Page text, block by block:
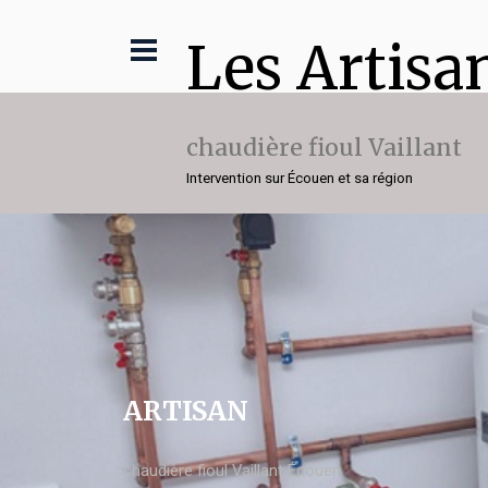
Les
chaudière fioul Vaillant
Intervention sur Écouen et sa région
ARTISAN
chaudière fioul Vaillant Écouen